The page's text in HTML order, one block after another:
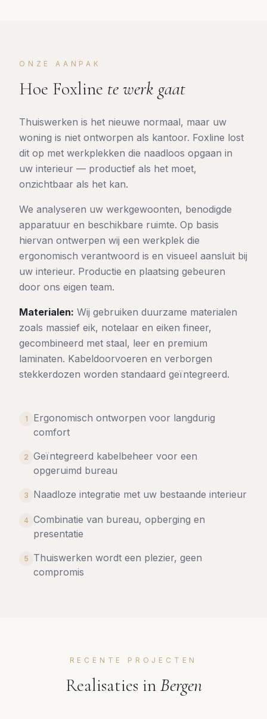
ONZE AANPAK
Hoe Foxline te werk gaat
Thuiswerken is het nieuwe normaal, maar uw
woning is niet ontworpen als kantoor. Foxline lost
dit op met werkplekken die naadloos opgaan in
uw interieur — productief als het moet,
onzichtbaar als het kan.
We analyseren uw werkgewoonten, benodigde
apparatuur en beschikbare ruimte. Op basis
hiervan ontwerpen wij een werkplek die
ergonomisch verantwoord is en visueel aansluit bij
uw interieur. Productie en plaatsing gebeuren
door ons eigen team.
Materialen: Wij gebruiken duurzame materialen
zoals massief eik, notelaar en eiken fineer,
gecombineerd met staal, leer en premium
laminaten. Kabeldoorvoeren en verborgen
stekkerdozen worden standaard geïntegreerd.
1
Ergonomisch ontworpen voor langdurig
comfort
2 Geïntegreerd kabelbeheer voor een
opgeruimd bureau
3 Naadloze integratie met uw bestaande interieur
4 Combinatie van bureau, opberging en
presentatie
5
Thuiswerken wordt een plezier, geen
compromis
RECENTE PROJECTEN
Realisaties inBergen